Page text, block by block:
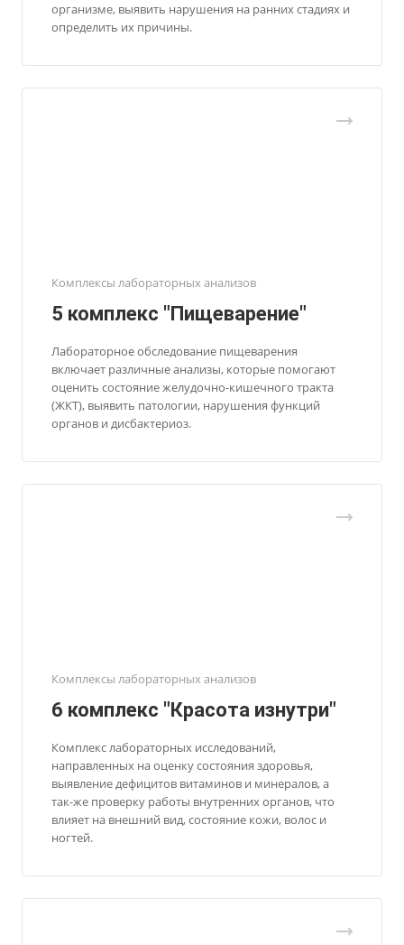
организме, выявить нарушения на ранних стадиях и
определить их причины.
Комплексы лабораторных анализов
5 комплекс "Пищеварение"
Лабораторное обследование пищеварения
включает различные анализы, которые помогают
оценить состояние желудочно-кишечного тракта
(ЖКТ), выявить патологии, нарушения функций
органов и дисбактериоз.
Комплексы лабораторных анализов
6 комплекс "Красота изнутри"
Комплекс лабораторных исследований,
направленных на оценку состояния здоровья,
выявление дефицитов витаминов и минералов, а
так-же проверку работы внутренних органов, что
влияет на внешний вид, состояние кожи, волос и
ногтей.